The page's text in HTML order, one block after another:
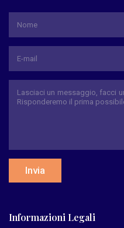
Invia
Informazioni Legali